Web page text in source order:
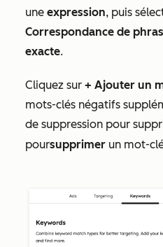
une expression, puis
Correspondance de
exacte.
Cliquez sur + Ajouter un
mots-clés négatifs
de suppression pour
poursupprimer un mot-